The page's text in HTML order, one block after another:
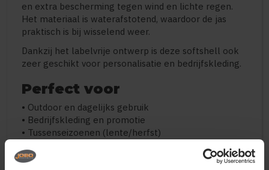
en extra bescherming tegen wind en lichte regen.
Het materiaal is waterafstotend, waardoor de jas
praktisch is bij wisselend weer.
Dankzij het labelvrije ontwerp is deze softshell ook
zeer geschikt voor personalisatie en bedrijfskleding.
Perfect voor
• Outdoor en dagelijks gebruik
• Bedrijfskleding en promotie
• Tussenseizoenen (lente/herfst)
• Licht wisselvallig weer